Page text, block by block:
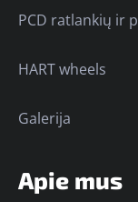
PCD ratlankių ir
HART wheels
Galerija
Apie mus